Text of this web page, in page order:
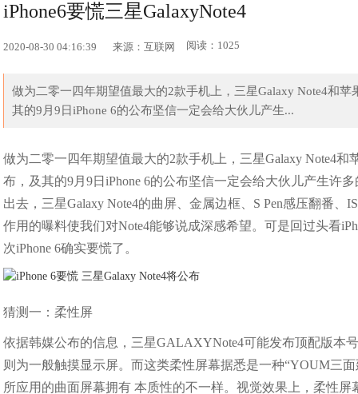
iPhone6要慌三星GalaxyNote4
2020-08-30 04:16:39 来源：互联网 阅读：1025
做为二零一四年期望值最大的2款手机上，三星Galaxy Note4和
其的9月9日iPhone 6的公布坚信一定会给大伙儿产生...
做为二零一四年期望值最大的2款手机上，三星Galaxy Note4和
布，及其的9月9日iPhone 6的公布坚信一定会给大伙儿产生许
出去，三星Galaxy Note4的曲屏、金属边框、S Pen感压翻番
作用的曝料使我们对Note4能够说成深感希望。可是回过头看
次iPhone 6确实要慌了。
猜测一：柔性屏
依据韩媒公布的信息，三星GALAXYNote4可能发布顶配版本
则为一般触摸显示屏。而这类柔性屏幕据悉是一种“YOUM三
所应用的曲面屏幕拥有 本质性的不一样。视觉效果上，柔性